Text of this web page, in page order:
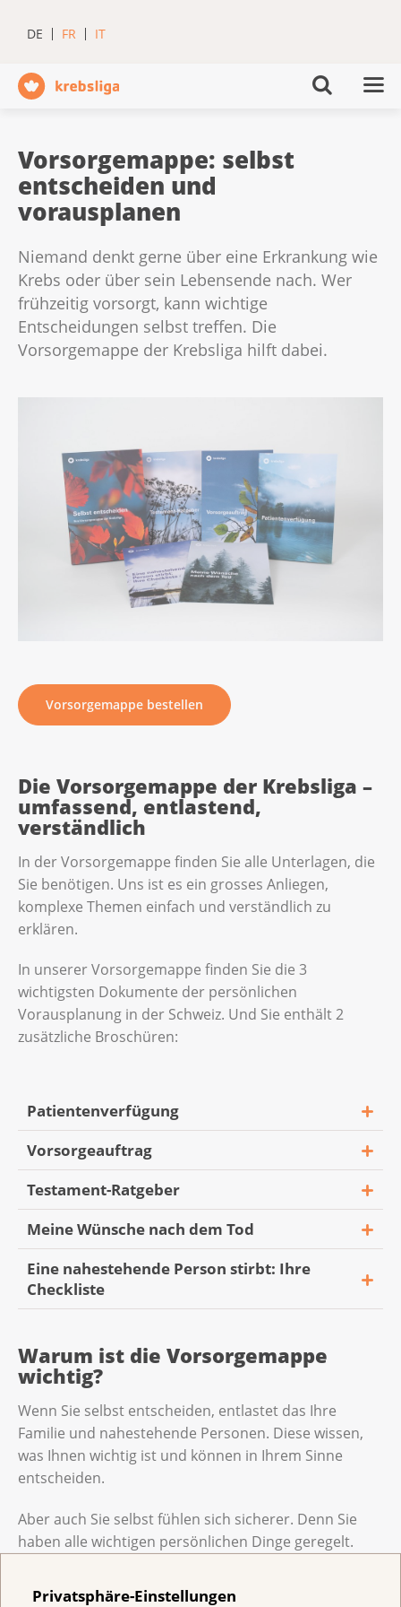
Privatsphäre-Einstellungen
DE FR IT
Vorsorgemappe: selbst
entscheiden und
vorausplanen
Niemand denkt gerne über eine Erkrankung wie
Krebs oder über sein Lebensende nach. Wer
frühzeitig vorsorgt, kann wichtige
Entscheidungen selbst treffen. Die
Vorsorgemappe der Krebsliga hilft dabei.
Vorsorgemappe bestellen
Die Vorsorgemappe der Krebsliga –
umfassend, entlastend,
verständlich
In der Vorsorgemappe finden Sie alle Unterlagen, die
Sie benötigen. Uns ist es ein grosses Anliegen,
komplexe Themen einfach und verständlich zu
erklären.
In unserer Vorsorgemappe finden Sie die 3
wichtigsten Dokumente der persönlichen
Vorausplanung in der Schweiz. Und Sie enthält 2
zusätzliche Broschüren:
Patientenverfügung
Vorsorgeauftrag
Testament-Ratgeber
Meine Wünsche nach dem Tod
Eine nahestehende Person stirbt: Ihre
Checkliste
Warum ist die Vorsorgemappe
wichtig?
Wenn Sie selbst entscheiden, entlastet das Ihre
Familie und nahestehende Personen. Diese wissen,
was Ihnen wichtig ist und können in Ihrem Sinne
entscheiden.
Aber auch Sie selbst fühlen sich sicherer. Denn Sie
haben alle wichtigen persönlichen Dinge geregelt.